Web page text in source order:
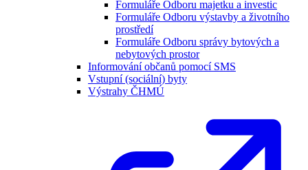
Formuláře Odboru majetku a investic
Formuláře Odboru výstavby a životního
prostředí
Formuláře Odboru správy bytových a
nebytových prostor
Informování občanů pomocí SMS
Vstupní (sociální) byty
Výstrahy ČHMÚ